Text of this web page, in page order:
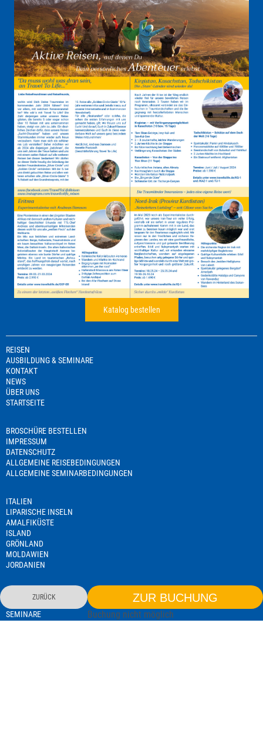
ZURÜCK ZUR BUCHUNG
Buchung nicht möglich
Katalog bestellen
REISEN
AUSBILDUNG & SEMINARE
KONTAKT
NEWS
ÜBER UNS
STARTSEITE
BROSCHÜRE BESTELLEN
IMPRESSUM
DATENSCHUTZ
ALLGEMEINE REISEBEDINGUNGEN
ALLGEMEINE SEMINARBEDINGUNGEN
ITALIEN
LIPARISCHE INSELN
AMALFIKÜSTE
ISLAND
GRÖNLAND
MOLDAWIEN
JORDANIEN
NAMIBIA
SEMINARE